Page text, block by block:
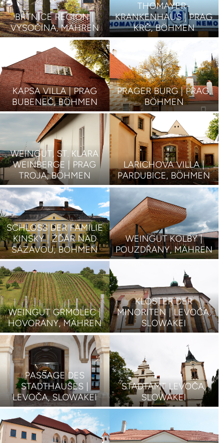
BRTNICE REGION |
VYSOČINA, MÄHREN
THOMAYER-
KRANKENHAUS | PRAG
KRČ, BÖHMEN
KAPSA VILLA | PRAG
BUBENEČ, BÖHMEN
PRAGER BURG | PRAG,
BÖHMEN
WEINGUT, ST. KLARA
WEINBERGE | PRAG
TROJA, BÖHMEN
LARICHOVA VILLA |
PARDUBICE, BÖHMEN
SCHLOSS DER FAMILIE
KINSKY | ŽĎÁR NAD
SÁZAVOU, BÖHMEN
WEINGUT KOLBY |
POUZDŘANY, MÄHREN
WEINGUT GRMOLEC |
HOVORANY, MÄHREN
KLOSTER DER
MINORITEN | LEVOČA,
SLOWAKEI
PASSAGE DES
STADTHAUSES |
LEVOČA, SLOWAKEI
STADTAMT LEVOČA,
SLOWAKEI